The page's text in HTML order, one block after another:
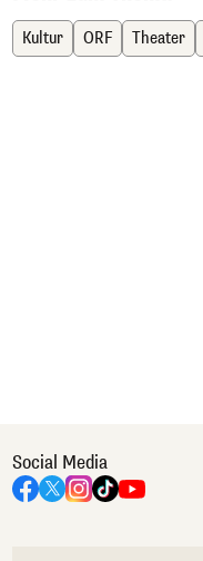
Kultur ORF Theater
Social Media